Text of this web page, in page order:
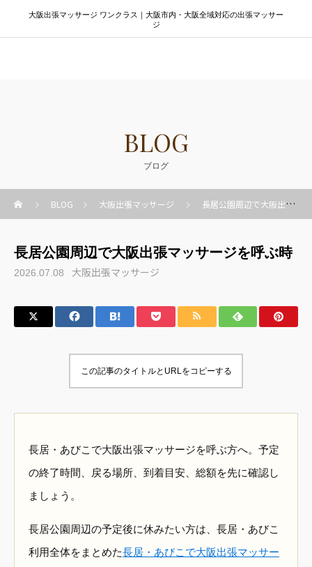
大阪出張マッサージ ワンクラス｜大阪市内・大阪全域対応の出張マッサー
ジ
BLOG
ブログ
BLOG 大阪出張マッサージ 長居公園周辺で大阪出張マッサージを呼ぶ時
長居公園周辺で大阪出張マッサージを呼ぶ時
2026.07.08 大阪出張マッサージ
この記事のタイトルとURLをコピーする
長居・あびこで大阪出張マッサージを呼ぶ方へ。予定
の終了時間、戻る場所、到着目安、総額を先に確認し
ましょう。
長居公園周辺の予定後に休みたい方は、長居・あびこ
利用全体をまとめた長居・あびこで大阪出張マッサー